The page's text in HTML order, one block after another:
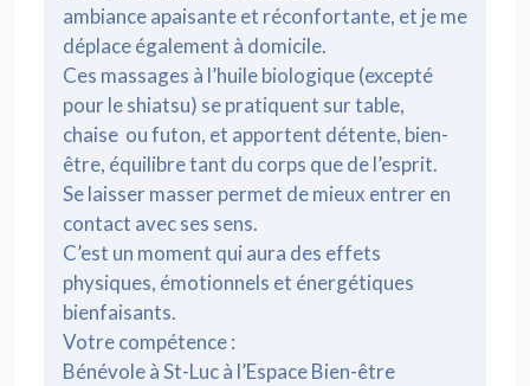
ambiance apaisante et réconfortante, et je me
déplace également à domicile.
Ces massages à l’huile​ biologique (excepté
pour le shiatsu) se pratiquent sur table,
chaise ou futon, et apportent détente, bien-
être, équilibre tant du corps que de l’esprit.
Se laisser masser permet de mieux entrer ​en
contact avec ses sens.
C’est un moment qui aura des effets
physiques, émotionnels et énergétiques
bienfaisants.​
Votre compétence :
Bénévole à St-Luc à l’Espace Bien-être